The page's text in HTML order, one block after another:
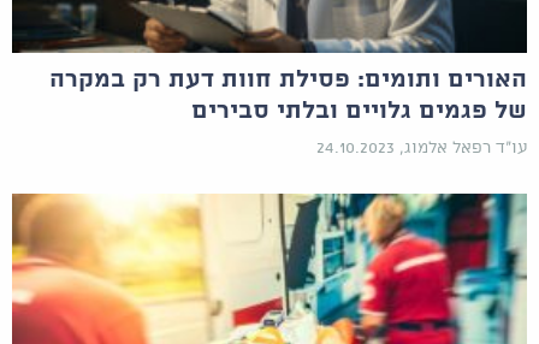
האורים ותומים: פסילת חוות דעת רק במקרה
של פגמים גלויים ובלתי סבירים
עו"ד רפאל אלמוג, 24.10.2023